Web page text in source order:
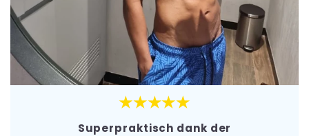
★★★★★
Superpraktisch dank der